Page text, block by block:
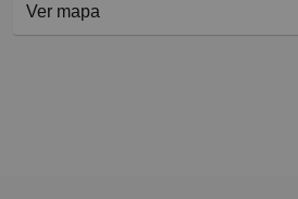
Ver mapa